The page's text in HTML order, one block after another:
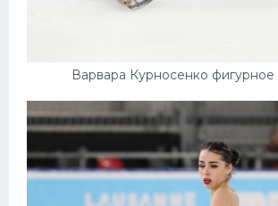
Варвара Курносенко фигурное